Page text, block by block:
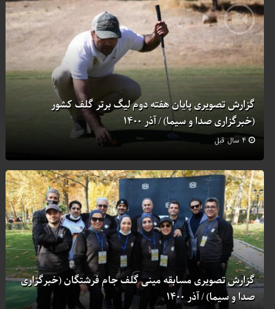
گزارش تصویری پايان هفته دوم ليگ برتر گلف کشور
(خبرگزاری صدا و سیما) / آذر ۱۴۰۰
۴ سال قبل
گزارش تصویری مسابقه مینی گلف جام فرشتگان (خبرگزاری
صدا و سیما) / آذر ۱۴۰۰